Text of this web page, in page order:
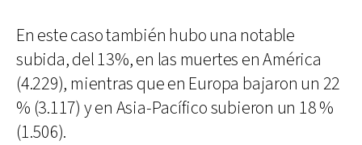
En este caso también hubo una notable
subida, del 13%, en las muertes en América
(4.229), mientras que en Europa bajaron un 22
% (3.117) y en Asia-Pacífico subieron un 18 %
(1.506).